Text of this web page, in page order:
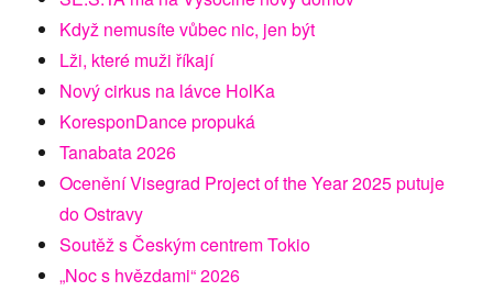
Když nemusíte vůbec nic, jen být
Lži, které muži říkají
Nový cirkus na lávce HolKa
KoresponDance propuká
Tanabata 2026
Ocenění Visegrad Project of the Year 2025 putuje
do Ostravy
Soutěž s Českým centrem Tokio
„Noc s hvězdami“ 2026